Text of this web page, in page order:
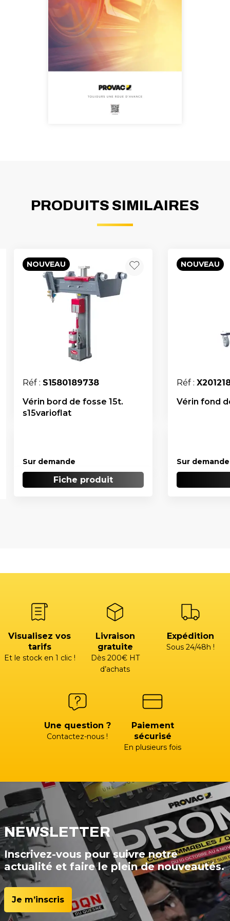
PRODUITS SIMILAIRES
NOUVEAU
Réf : S1580189738
Vérin bord de fosse 15t.
s15varioflat
Sur demande
Fiche produit
NOUVEAU
Réf :
Vérin fond
Sur demande
Visualisez vos
tarifs
Et le stock en 1 clic !
Livraison
gratuite
Dès 200€ HT
d’achats
Expédition
Sous 24/48h !
Une question ?
Contactez-nous !
Paiement
sécurisé
En plusieurs fois
NEWSLETTER
Inscrivez-vous pour suivre notre
actualité et faire le plein de nouveautés.
Je m’inscris